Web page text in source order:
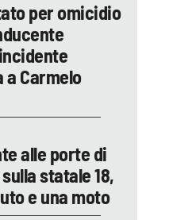
per omicidio
Carmelo
alle porte di
statale 18,
e una moto